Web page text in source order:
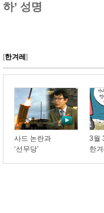
하’ 성명
[한겨레 ]
사드 논란과
‘선무당’
3월
한